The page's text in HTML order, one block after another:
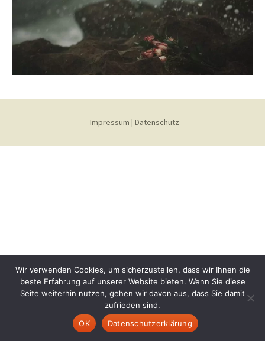
Impressum | Datenschutz
Wir verwenden Cookies, um sicherzustellen, dass wir Ihnen die
beste Erfahrung auf unserer Website bieten. Wenn Sie diese
Seite weiterhin nutzen, gehen wir davon aus, dass Sie damit
zufrieden sind.
OK
Datenschutzerklärung